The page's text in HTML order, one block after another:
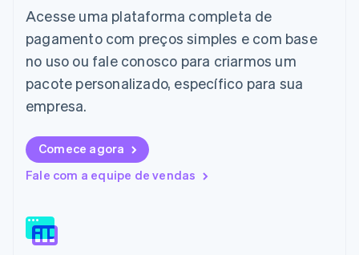
Acesse uma plataforma completa de
pagamento com preços simples e com base
no uso ou fale conosco para criarmos um
pacote personalizado, específico para sua
empresa.
Comece agora
Fale com a equipe de vendas
Japão
日本語English
English
Liechtenstein
Lituânia
Luxemburgo
FrançaisDeutschEnglish
Malásia
English
México